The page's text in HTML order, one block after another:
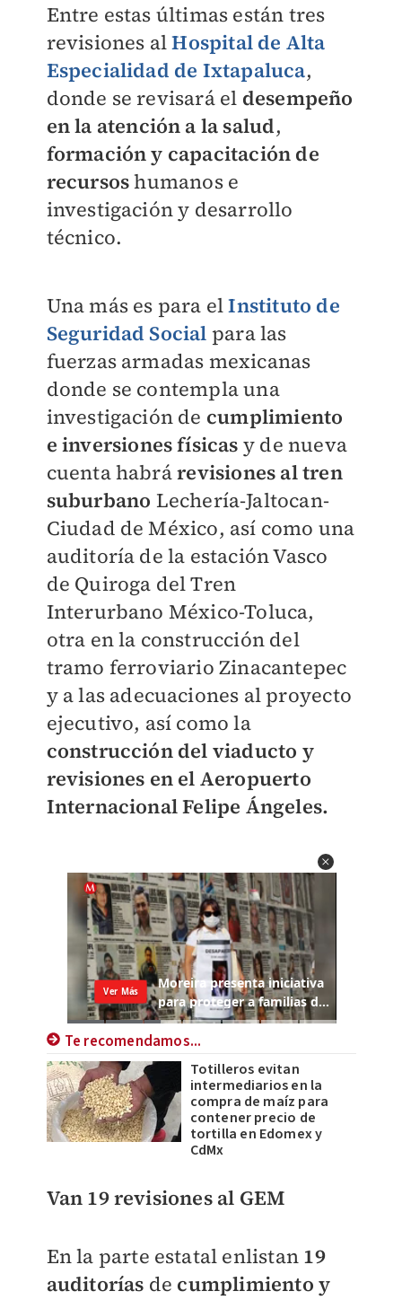
Entre estas últimas están tres
revisiones alHospital de Alta
Especialidad de Ixtapaluca,
donde se revisará el desempeño
en la atención a la salud,
formación y capacitación de
recursoshumanos e
investigación y desarrollo
técnico.
Una más es para elInstituto de
Seguridad Social para las
fuerzas armadas mexicanas
donde se contempla una
investigación de cumplimiento
e inversiones físicas y de nueva
cuenta habrárevisiones al tren
suburbano Lechería-Jaltocan-
Ciudad de México, así como una
auditoría de la estación Vasco
de Quiroga del Tren
Interurbano México-Toluca,
otra en la construcción del
tramo ferroviario Zinacantepec
y a las adecuaciones al proyecto
ejecutivo, así como la
construcción del viaducto y
revisiones en el Aeropuerto
Internacional Felipe Ángeles.
Te recomendamos...
Totilleros evitan
intermediarios en la
compra de maíz para
contener precio de
tortilla en Edomex y
CdMx
Van 19 revisiones al GEM
En la parte estatal enlistan 19
auditorías de cumplimiento y